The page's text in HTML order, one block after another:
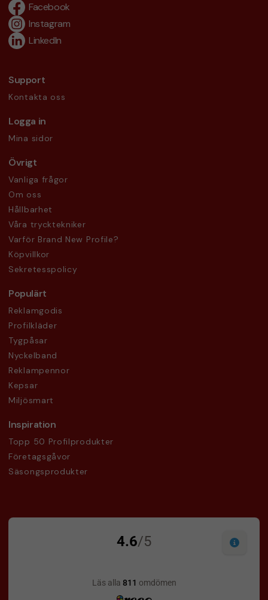
Facebook
Instagram
LinkedIn
Support
Kontakta oss
Logga in
Mina sidor
Övrigt
Vanliga frågor
Om oss
Hållbarhet
Våra trycktekniker
Varför Brand New Profile?
Köpvillkor
Sekretesspolicy
Populärt
Reklamgodis
Profilkläder
Tygpåsar
Nyckelband
Reklampennor
Kepsar
Miljösmart
Inspiration
Topp 50 Profilprodukter
Företagsgåvor
Säsongsprodukter